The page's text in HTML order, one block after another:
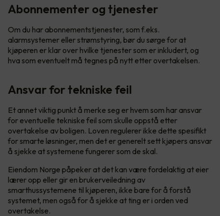
Abonnementer og tjenester
Om du har abonnementstjenester, som f.eks.
alarmsystemer eller strømstyring, bør du sørge for at
kjøperen er klar over hvilke tjenester som er inkludert, og
hva som eventuelt må tegnes på nytt etter overtakelsen.
Ansvar for tekniske feil
Et annet viktig punkt å merke seg er hvem som har ansvar
for eventuelle tekniske feil som skulle oppstå etter
overtakelse av boligen. Loven regulerer ikke dette spesifikt
for smarte løsninger, men det er generelt sett kjøpers ansvar
å sjekke at systemene fungerer som de skal.
Eiendom Norge påpeker at det kan være fordelaktig at eier
lærer opp eller gir en brukerveiledning av
smarthussystemene til kjøperen, ikke bare for å forstå
systemet, men også for å sjekke at ting er i orden ved
overtakelse.